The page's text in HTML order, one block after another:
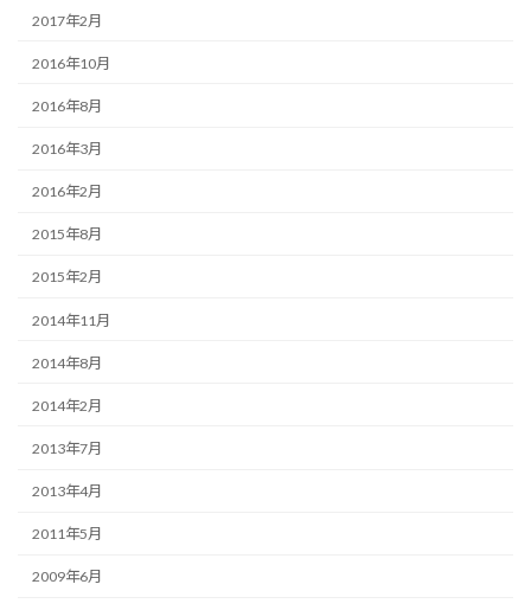
2017年2月
2016年10月
2016年8月
2016年3月
2016年2月
2015年8月
2015年2月
2014年11月
2014年8月
2014年2月
2013年7月
2013年4月
2011年5月
2009年6月